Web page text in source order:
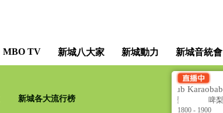
MBO TV 新城八大家 新城動力 新城音統會
新城各大流行榜
梨事會 卡拉 O!BABE [Barry's Hub Karaobabe]
啤梨
1800 - 1900